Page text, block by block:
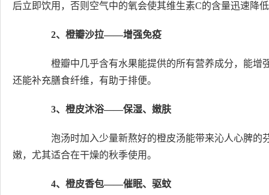
后立即饮用，否则空气中的氧会使其维生素C的含量迅速降
2、橙瓣沙拉——增强免疫
橙瓣中几乎含有水果能提供的所有营养成分，能增
还能补充膳食纤维，有助于排便。
3、橙皮沐浴——保湿、嫩肤
泡汤时加入少量新熬好的橙皮汤能带来沁人心脾的
嫩，尤其适合在干燥的秋季使用。
4、橙皮香包——催眠、驱蚊